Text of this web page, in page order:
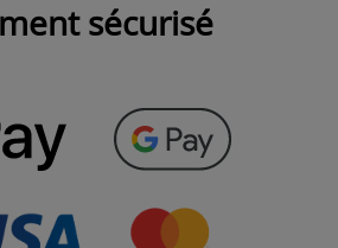
sécurisé